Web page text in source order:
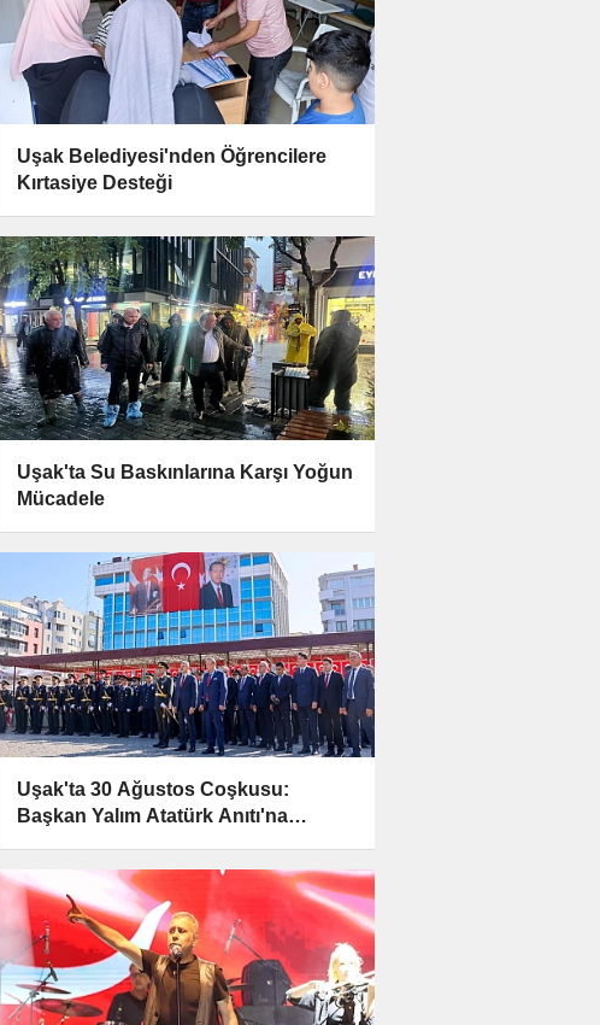
Uşak Belediyesi'nden Öğrencilere
Kırtasiye Desteği
Uşak'ta Su Baskınlarına Karşı Yoğun
Mücadele
Uşak'ta 30 Ağustos Coşkusu:
Başkan Yalım Atatürk Anıtı'na